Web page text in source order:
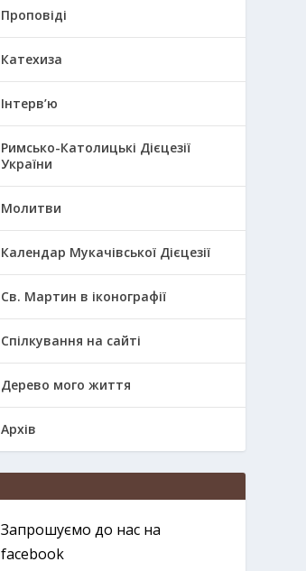
Проповіді
Катехиза
Інтерв’ю
Римсько-Католицькі Дієцезії
України
Молитви
Календар Мукачівської Дієцезії
Св. Мартин в іконографії
Спілкування на сайті
Дерево мого життя
Архів
Запрошуємо до нас на
facebook